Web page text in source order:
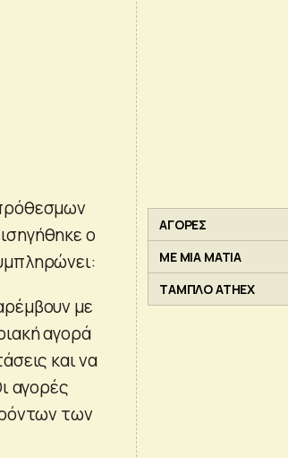
ο
με
αγορά
και να
αγορές
των
ΑΓΟΡΕΣ
ΜΕ ΜΙΑ ΜΑΤΙΑ
ΤΑΜΠΛΟ ATHEX